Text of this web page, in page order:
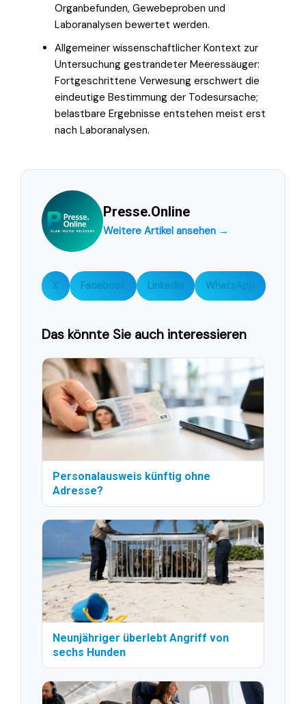
Organbefunden, Gewebeproben und
Laboranalysen bewertet werden.
Allgemeiner wissenschaftlicher Kontext zur
Untersuchung gestrandeter Meeressäuger:
Fortgeschrittene Verwesung erschwert die
eindeutige Bestimmung der Todesursache;
belastbare Ergebnisse entstehen meist erst
nach Laboranalysen.
Presse.Online
Weitere Artikel ansehen →
X Facebook LinkedIn WhatsApp
Das könnte Sie auch interessieren
Personalausweis künftig ohne
Adresse?
Neunjähriger überlebt Angriff von
sechs Hunden